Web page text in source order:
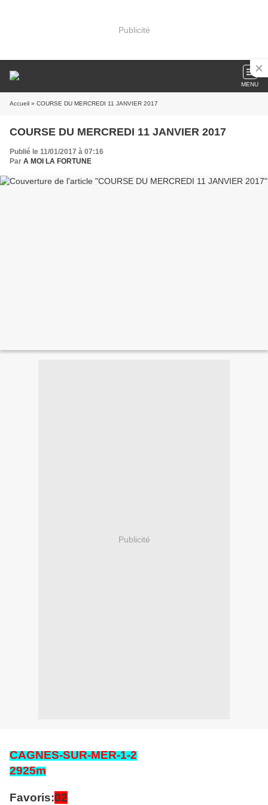
Publicité
MENU
Accueil » COURSE DU MERCREDI 11 JANVIER 2017
COURSE DU MERCREDI 11 JANVIER 2017
Publié le 11/01/2017 à 07:16
Par A MOI LA FORTUNE
Publicité
CAGNES-SUR-MER-1-2
2925m
Favoris:02